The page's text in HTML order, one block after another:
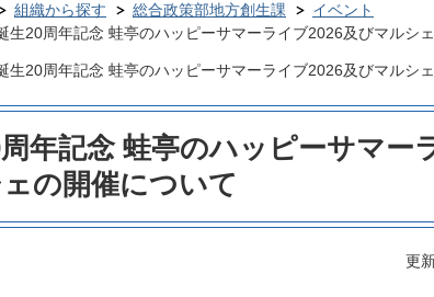
組織から探す 総合政策部地方創生課
イベント
生20周年記念 蛙亭のハッピーサマーライブ2026及びマルシ
生20周年記念 蛙亭のハッピーサマーライブ2026及びマルシ
年記念 蛙亭のハッピーサマー
の開催について
更